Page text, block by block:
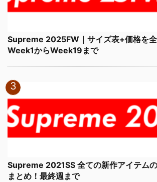
Supreme 2025FW｜サイズ表+価格を全
Week1からWeek19まで
Supreme 2021SS 全ての新作アイテム
まとめ！最終週まで